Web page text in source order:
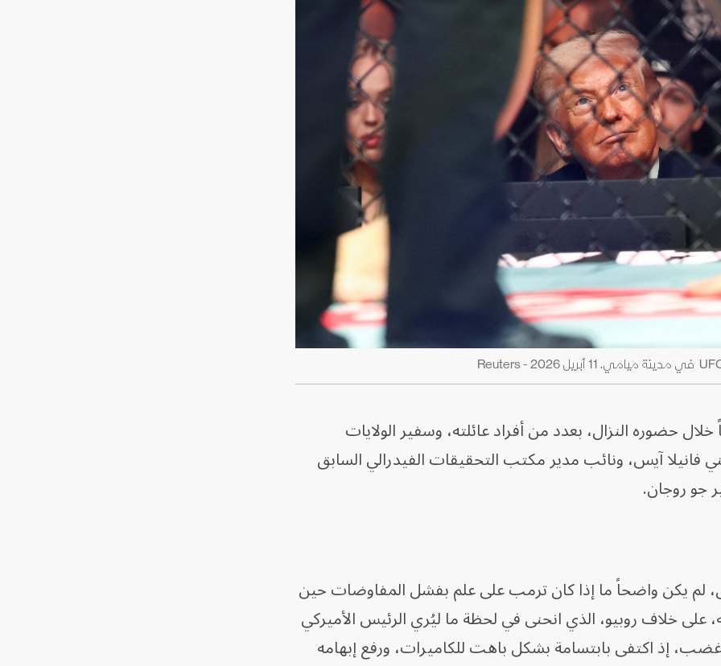
حضوره النزال، بعدد من أفراد عائلته، وسفير الولايات
فانيلا آيس، ونائب مدير مكتب التحقيقات الفيدرالي السابق
جو روجان.
لم يكن واضحاً ما إذا كان ترمب على علم بفشل المفاوضات حين
على خلاف روبيو، الذي انحنى في لحظة ما ليُري الرئيس الأميركي
إذ اكتفى بابتسامة بشكل باهت للكاميرات، ورفع إبهامه